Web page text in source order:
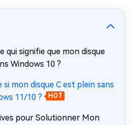
qui signifie que mon disque
Windows 10 ?
si mon disque C est plein sans
11/10 ?
HOT
pour Solutionner Mon